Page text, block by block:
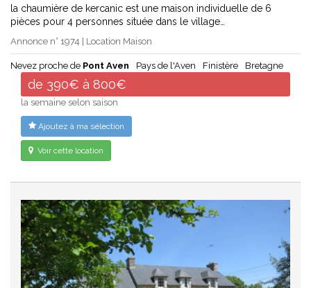
la chaumière de kercanic est une maison individuelle de 6
pièces pour 4 personnes située dans le village…
Annonce n° 1974 | Location Maison
Nevez proche de Pont Aven Pays de l'Aven Finistère Bretagne
de 390€ à 800€
la semaine selon saison
Ajoutez à ma sélection
Voir cette location